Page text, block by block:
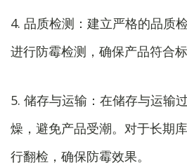
4. 品质检测：建立严格的品质
进行防霉检测，确保产品符合标
5. 储存与运输：在储存与运输
燥，避免产品受潮。对于长期
行翻检，确保防霉效果。